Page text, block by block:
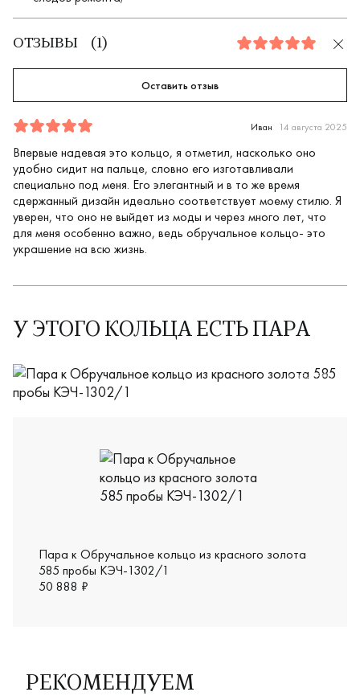
ОТЗЫВЫ ( 1) 5.0
Оставить отзыв
Отзыв
1
5.0
5 Иван 14 августа 2025
Впервые надевая это кольцо, я отметил, насколько оно
удобно сидит на пальце, словно его изготавливали
специально под меня. Его элегантный и в то же время
сдержанный дизайн идеально соответствует моему стилю. Я
уверен, что оно не выйдет из моды и через много лет, что
для меня особенно важно, ведь обручальное кольцо- это
украшение на всю жизнь.
У ЭТОГО КОЛЬЦА ЕСТЬ ПАРА
Пара к Обручальное кольцо из красного золота
585 пробы КЭЧ-1302/1
50 888 ₽
КЭБ-1302
РЕКОМЕНДУЕМ